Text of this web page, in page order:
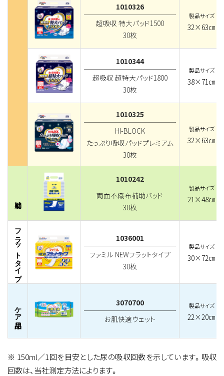
1010326
超吸収 特大パッド1500
30枚
製品サイズ
32×63㎝
1010344
超吸収 超特大パッド1800
30枚
製品サイズ
38×71㎝
1010325
HI-BLOCK
たっぷり吸収パッドプレミアム
30枚
製品サイズ
32×63㎝
1010242
両面不織布補助パッド
30枚
製品サイズ
21×48㎝
フラットタイプ
1036001
ファミル NEWフラットタイプ
30枚
製品サイズ
30×72㎝
ケア用品
3070700
お肌快適ウェット
製品サイズ
22×20㎝
※ 150ml／1回を目安とした尿の吸収回数を示しています。吸収
回数は、当社測定方法によります。